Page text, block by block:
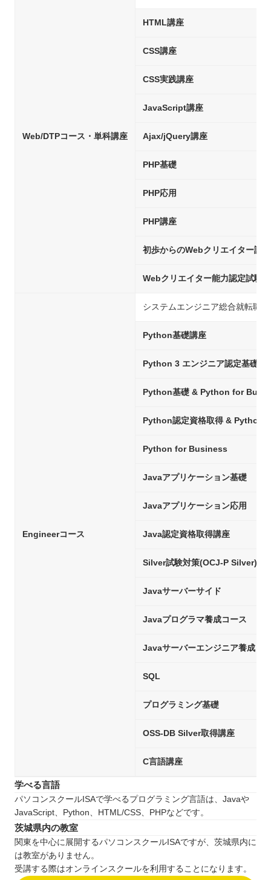
Web/DTPコース・単科講座
HTML講座
CSS講座
CSS実践講座
JavaScript講座
Ajax/jQuery講座
PHP基礎
PHP応用
PHP講座
初歩からのWebクリエイター試
Webクリエイター能力認定試験
Engineerコース
システムエンジニア総合就転職
Python基礎講座
Python 3 エンジニア認定基礎試
Python基礎 & Python for
Python認定資格取得 & Python
Python for Business
Javaアプリケーション基礎
Javaアプリケーション応用
Java認定資格取得講座
Silver試験対策(OCJ-P Silver)
Javaサーバーサイド
Javaプログラマ養成コース
Javaサーバーエンジニア養成コ
SQL
プログラミング基礎
OSS-DB Silver取得講座
C言語講座
学べる言語
パソコンスクールISAで学べるプログラミング言語は、Javaや
JavaScript、Python、HTML/CSS、PHPなどです。
茨城県内の教室
関東を中心に展開するパソコンスクールISAですが、茨城県内に
は教室がありません。
受講する際はオンラインスクールを利用することになります。